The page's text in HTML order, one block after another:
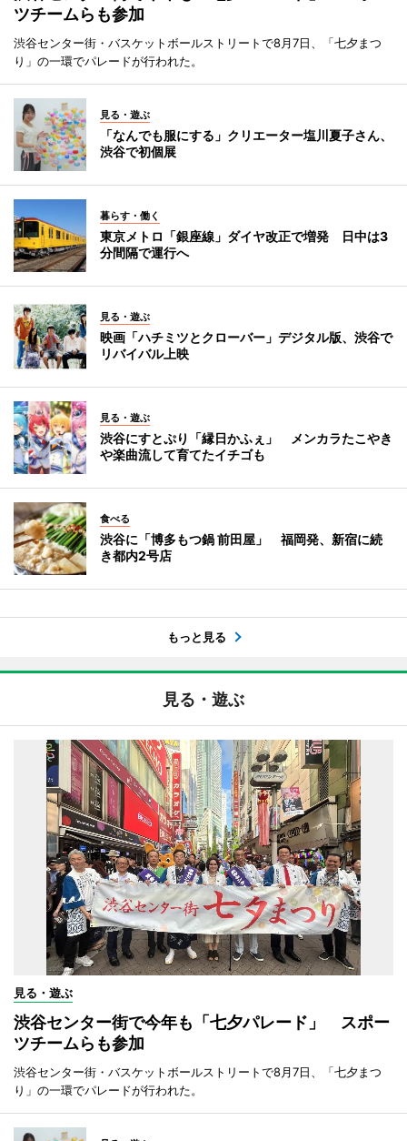
ツチームらも参加
渋谷センター街・バスケットボールストリートで8月7日、「七夕まつ
り」の一環でパレードが行われた。
見る・遊ぶ
「なんでも服にする」クリエーター塩川夏子さん、
渋谷で初個展
暮らす・働く
東京メトロ「銀座線」ダイヤ改正で増発 日中は3
分間隔で運行へ
見る・遊ぶ
映画「ハチミツとクローバー」デジタル版、渋谷で
リバイバル上映
見る・遊ぶ
渋谷にすとぷり「縁日かふぇ」 メンカラたこやき
や楽曲流して育てたイチゴも
食べる
渋谷に「博多もつ鍋 前田屋」 福岡発、新宿に続
き都内2号店
もっと見る
見る・遊ぶ
見る・遊ぶ
渋谷センター街で今年も「七夕パレード」 スポー
ツチームらも参加
渋谷センター街・バスケットボールストリートで8月7日、「七夕まつ
り」の一環でパレードが行われた。